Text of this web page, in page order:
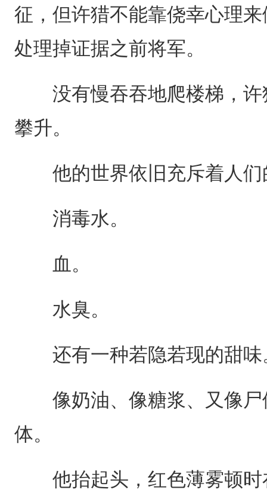
征，但许猎不能靠侥幸心理
处理掉证据之前将军。
没有慢吞吞地爬楼梯，许
攀升。
他的世界依旧充斥着人们
消毒水。
血。
水臭。
还有一种若隐若现的甜味
像奶油、像糖浆、又像尸
体。
他抬起头，红色薄雾顿时